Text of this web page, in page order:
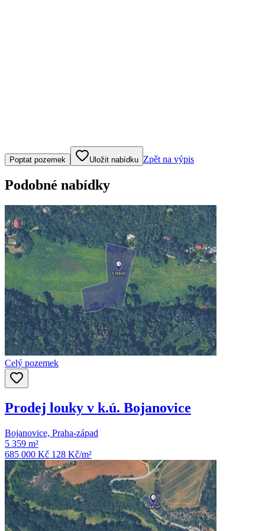
Klepněte nebo klikněte pro ovládání mapy
Poptat pozemek Uložit nabídku Zpět na výpis
Podobné nabídky
Celý pozemek
Prodej louky v k.ú. Bojanovice
Bojanovice, Praha-západ
5 359 m²
685 000 Kč 128 Kč/m²